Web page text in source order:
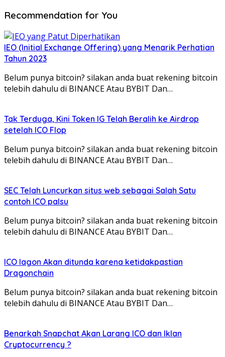
Recommendation for You
IEO (Initial Exchange Offering) yang Menarik Perhatian
Tahun 2023
Belum punya bitcoin? silakan anda buat rekening bitcoin
telebih dahulu di BINANCE Atau BYBIT Dan…
Tak Terduga, Kini Token IG Telah Beralih ke Airdrop
setelah ICO Flop
Belum punya bitcoin? silakan anda buat rekening bitcoin
telebih dahulu di BINANCE Atau BYBIT Dan…
SEC Telah Luncurkan situs web sebagai Salah Satu
contoh ICO palsu
Belum punya bitcoin? silakan anda buat rekening bitcoin
telebih dahulu di BINANCE Atau BYBIT Dan…
ICO Iagon Akan ditunda karena ketidakpastian
Dragonchain
Belum punya bitcoin? silakan anda buat rekening bitcoin
telebih dahulu di BINANCE Atau BYBIT Dan…
Benarkah Snapchat Akan Larang ICO dan Iklan
Cryptocurrency ?